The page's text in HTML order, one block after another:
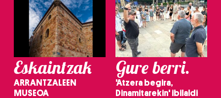
Eskaintzak
ARRANTZALEEN
MUSEOA
Gure berri.
'Atzera begira,
Dinamitarekin' ibilaldi